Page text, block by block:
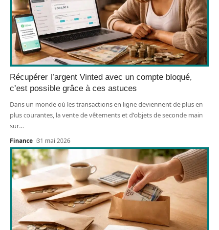
Récupérer l’argent Vinted avec un compte bloqué,
c’est possible grâce à ces astuces
Dans un monde où les transactions en ligne deviennent de plus en
plus courantes, la vente de vêtements et d'objets de seconde main
sur…
Finance 31 mai 2026